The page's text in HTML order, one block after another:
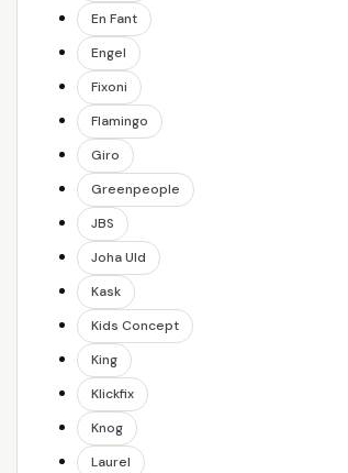
En Fant
Engel
Fixoni
Flamingo
Giro
Greenpeople
JBS
Joha Uld
Kask
Kids Concept
King
Klickfix
Knog
Laurel